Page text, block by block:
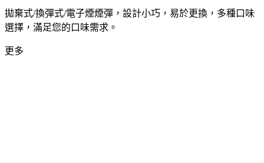
拋棄式/換彈式/電子煙煙彈，設計小巧，易於更換，多種口味
選擇，滿足您的口味需求。
更多